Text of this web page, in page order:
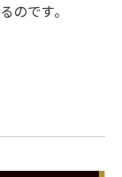
です。